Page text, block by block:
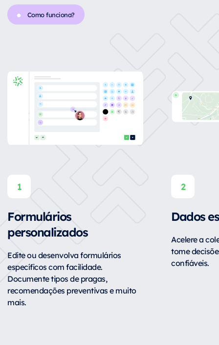
Como funciona?
Formulários
personalizados
Edite ou desenvolva formulários
específicos com facilidade.
Documente tipos de pragas,
recomendações preventivas e muito
mais.
Dados
Acelere a
tome
confiáveis.